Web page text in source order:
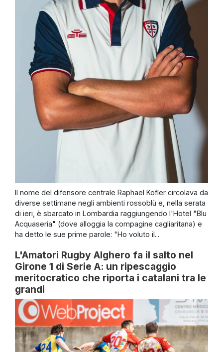
Il nome del difensore centrale Raphael Kofler circolava da
diverse settimane negli ambienti rossoblù e, nella serata
di ieri, è sbarcato in Lombardia raggiungendo l'Hotel "Blu
Acquaseria" (dove alloggia la compagine cagliaritana) e
ha detto le sue prime parole: "Ho voluto il...
L'Amatori Rugby Alghero fa il salto nel
Girone 1 di Serie A: un ripescaggio
meritocratico che riporta i catalani tra le
grandi